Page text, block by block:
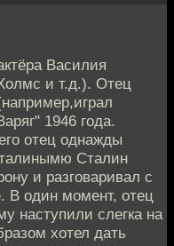
Василия
и т.д.). Отец
1946 года.
отец однажды
Сталин
и разговаривал с
В один момент, отец
наступили слегка на
хотел дать